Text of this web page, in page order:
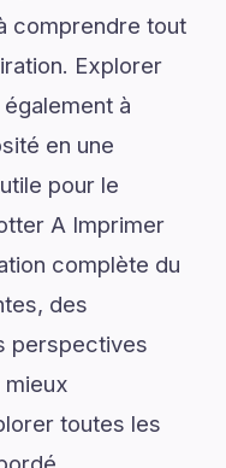
comprendre tout
Explorer
à
en une
pour le
A Imprimer
complète du
des
perspectives
mieux
toutes les